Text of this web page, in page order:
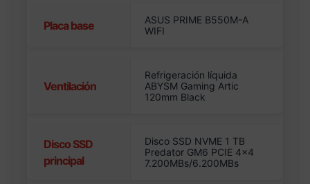
Placa base
ASUS PRIME B550M-A
WIFI
Ventilación
Refrigeración líquida
ABYSM Gaming Artic
120mm Black
Disco SSD
principal
Disco SSD NVME 1 TB
Predator GM6 PCIE 4×4
7.200MBs/6.200MBs